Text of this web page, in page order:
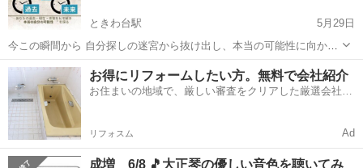
ときわ台駅
5月29日
今この瞬間から 自分探しの迷宮から抜け出し、本当の可能性に向かっ
て歩き出せる たった30分で人生が変わる？！ オンライン 「パーソナ
ル診断」体験会 上級心理カウンセラーが あなたの過去・現在・未来を
紐解き、真の姿...
東京 板橋区 ときわ台駅 その他 心理
お得にリフォームしたい方。無料で会社紹介
お住まいの地域で、厳しい審査をクリアした厳選会社を
リフォスム Ad
成増 6/8 🎵大正琴の優しい音色を聴いてみ